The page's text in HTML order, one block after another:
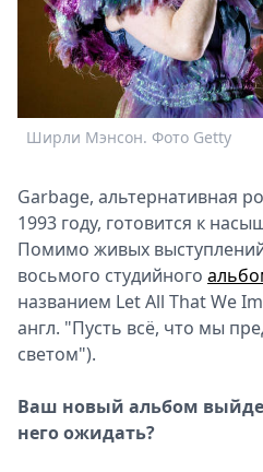
2026
Скачай
Metro
Ширли Мэнсон. Фото Getty
Garbage, альтернативная
1993 году, готовится к
Помимо живых
восьмого студийного
названием Let All That We
англ. "Пусть всё, что мы
светом").
Ваш новый альбом
него ожидать?